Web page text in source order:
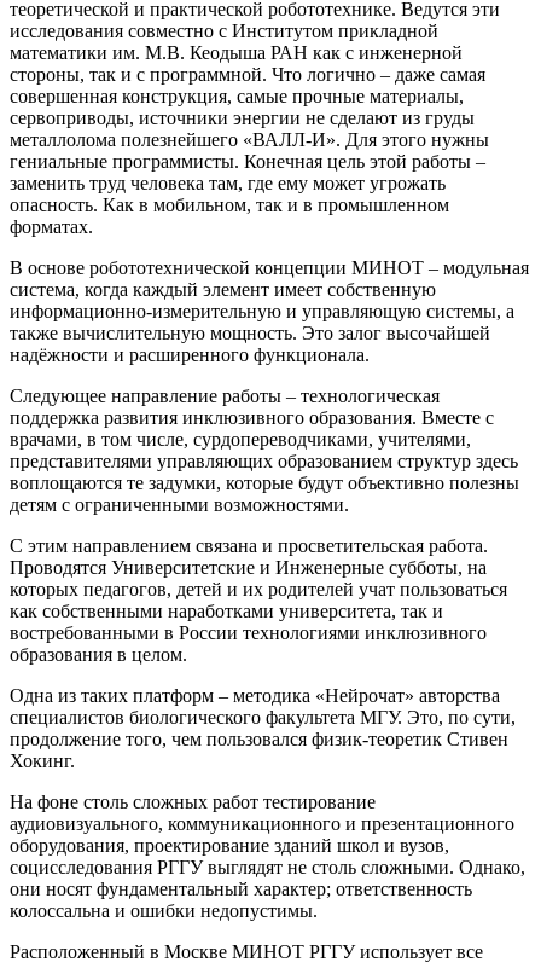
теоретической и практической робототехнике. Ведутся эти
исследования совместно с Институтом прикладной
математики им. М.В. Кеодыша РАН как с инженерной
стороны, так и с программной. Что логично – даже самая
совершенная конструкция, самые прочные материалы,
сервоприводы, источники энергии не сделают из груды
металлолома полезнейшего «ВАЛЛ-И». Для этого нужны
гениальные программисты. Конечная цель этой работы –
заменить труд человека там, где ему может угрожать
опасность. Как в мобильном, так и в промышленном
форматах.
В основе робототехнической концепции МИНОТ – модульная
система, когда каждый элемент имеет собственную
информационно-измерительную и управляющую системы, а
также вычислительную мощность. Это залог высочайшей
надёжности и расширенного функционала.
Следующее направление работы – технологическая
поддержка развития инклюзивного образования. Вместе с
врачами, в том числе, сурдопереводчиками, учителями,
представителями управляющих образованием структур здесь
воплощаются те задумки, которые будут объективно полезны
детям с ограниченными возможностями.
С этим направлением связана и просветительская работа.
Проводятся Университетские и Инженерные субботы, на
которых педагогов, детей и их родителей учат пользоваться
как собственными наработками университета, так и
востребованными в России технологиями инклюзивного
образования в целом.
Одна из таких платформ – методика «Нейрочат» авторства
специалистов биологического факультета МГУ. Это, по сути,
продолжение того, чем пользовался физик-теоретик Стивен
Хокинг.
На фоне столь сложных работ тестирование
аудиовизуального, коммуникационного и презентационного
оборудования, проектирование зданий школ и вузов,
социсследования РГГУ выглядят не столь сложными. Однако,
они носят фундаментальный характер; ответственность
колоссальна и ошибки недопустимы.
Расположенный в Москве МИНОТ РГГУ использует все